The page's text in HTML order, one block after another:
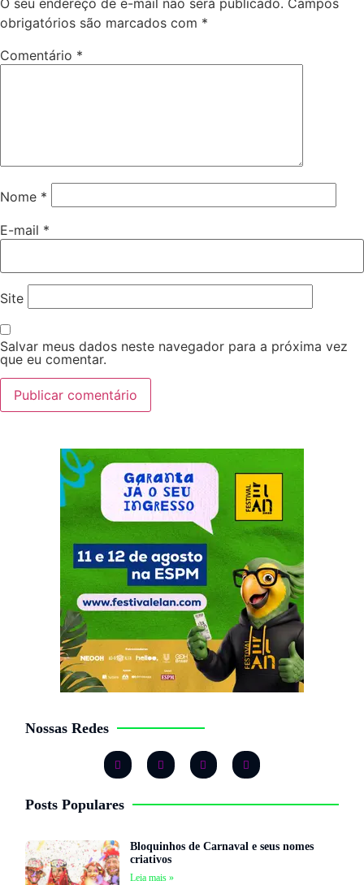
O seu endereço de e-mail não será publicado. Campos
obrigatórios são marcados com *
Comentário *
Nome *
E-mail *
Site
Salvar meus dados neste navegador para a próxima vez
que eu comentar.
Nossas Redes
Posts Populares
Bloquinhos de Carnaval e seus nomes
criativos
Leia mais »